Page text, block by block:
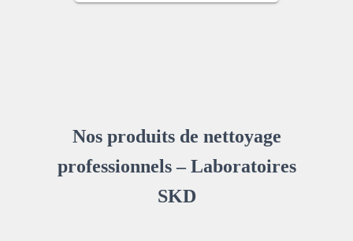
Nos produits de nettoyage
professionnels – Laboratoires
SKD